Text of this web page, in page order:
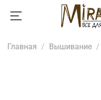
Главная Вышивание